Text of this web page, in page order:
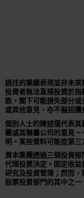
過往的業績表現並非未來
投資者無法直接投資於指
跌，閣下可能損失部分
或其他意見，亦不擬招攬
個別人士的陳述僅代表
團或其聯屬公司的意見。
明。某些資料可能從第
資本集團透過三個投資
代理投票決定。固定收
研究及投資管理；然而，
股票投資部門的其中之一